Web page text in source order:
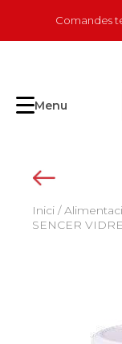
content
Comandes
Menu
Inici /
SENCER